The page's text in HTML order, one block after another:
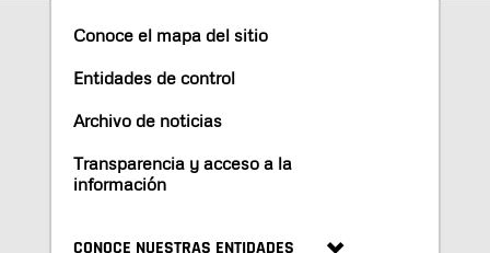
Conoce el mapa del sitio
Entidades de control
Archivo de noticias
Transparencia y acceso a la
información